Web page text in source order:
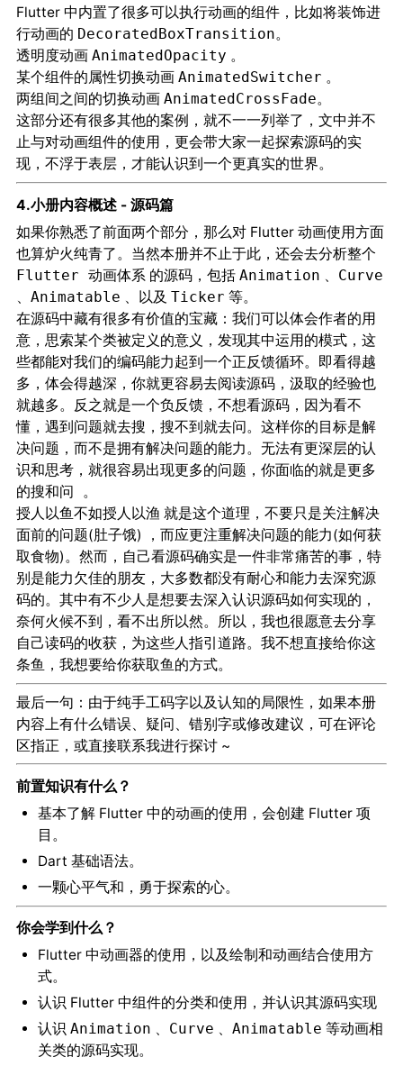
Flutter 中内置了很多可以执行动画的组件，比如将装饰进
行动画的 DecoratedBoxTransition。
透明度动画 AnimatedOpacity 。
某个组件的属性切换动画 AnimatedSwitcher 。
两组间之间的切换动画 AnimatedCrossFade。
这部分还有很多其他的案例，就不一一列举了，文中并不
止与对动画组件的使用，更会带大家一起探索源码的实
现，不浮于表层，才能认识到一个更真实的世界。
4.小册内容概述 - 源码篇
如果你熟悉了前面两个部分，那么对 Flutter 动画使用方面
也算炉火纯青了。当然本册并不止于此，还会去分析整个
Flutter 动画体系的源码，包括 Animation 、 Curve
、 Animatable 、以及 Ticker 等。
在源码中藏有很多有价值的宝藏：我们可以体会作者的用
意，思索某个类被定义的意义 ，发现其中运用的模式，这
些都能对我们的编码能力起到一个正反馈循环。即看得越
多，体会得越深，你就更容易去阅读源码，汲取的经验也
就越多。反之就是一个负反馈，不想看源码，因为看不
懂，遇到问题就去搜，搜不到就去问。这样你的目标是解
决问题，而不是拥有解决问题的能力。无法有更深层的认
识和思考，就很容易出现更多的问题，你面临的就是更多
的搜和问 。
授人以鱼不如授人以渔 就是这个道理，不要只是关注解决
面前的问题(肚子饿) ，而应更注重解决问题的能力(如何获
取食物)。然而，自己看源码确实是一件非常痛苦的事，特
别是能力欠佳的朋友，大多数都没有耐心和能力去深究源
码的。其中有不少人是想要去深入认识源码如何实现的，
奈何火候不到，看不出所以然。所以，我也很愿意去分享
自己读码的收获，为这些人指引道路。我不想直接给你这
条鱼，我想要给你获取鱼的方式。
最后一句：由于纯手工码字以及认知的局限性，如果本册
内容上有什么错误、 疑问 错别字或修改建议 ，可在评论
区指正，或直接联系我进行探讨 ~
前置知识有什么？
基本了解 Flutter 中的动画的使用，会创建 Flutter 项
目。
Dart 基础语法。
一颗心平气和，勇于探索的心。
你会学到什么？
Flutter 中动画器的使用，以及绘制和动画结合使用方
式。
认识 Flutter 中组件的分类和使用，并认识其源码实现
认识 Animation 、 Curve 、 Animatable 等动画相
关类的源码实现。